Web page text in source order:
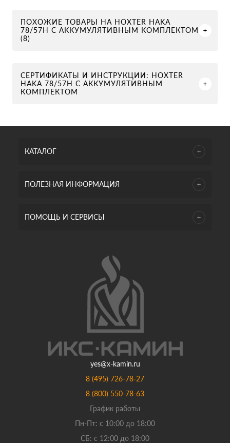
ПОХОЖИЕ ТОВАРЫ НА HOXTER HAKA
78/57H С АККУМУЛЯТИВНЫМ КОМПЛЕКТОМ
(8)
СЕРТИФИКАТЫ И ИНСТРУКЦИИ: HOXTER
HAKA 78/57H С АККУМУЛЯТИВНЫМ
КОМПЛЕКТОМ
КАТАЛОГ
ПОЛЕЗНАЯ ИНФОРМАЦИЯ
ПОМОЩЬ И СЕРВИСЫ
yes@x-kamin.ru
8 (495) 726-78-27
8 (800) 550-78-63
График работы
Пн-Пт: с 10:00 до 18:00
СБ: с 12:00 до 18:00